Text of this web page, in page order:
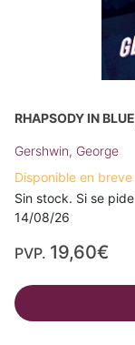
RHAPSODY IN
Gershwin, George
Disponible en breve
Sin stock. Si se
14/08/26
PVP. 19,60€